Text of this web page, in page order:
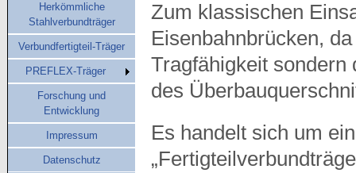
Herkömmliche
Stahlverbundträger
Verbundfertigteil-Träger
PREFLEX-Träger
Forschung und
Entwicklung
Impressum
Datenschutz
Zum klassischen
Eisenbahnbrücken,
Tragfähigkeit sondern
des
Es handelt sich um